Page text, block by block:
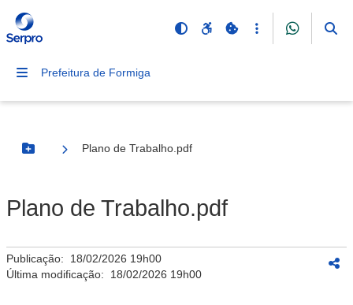
Prefeitura de Formiga
Botão Menu
Plano de Trabalho.pdf
Plano de Trabalho.pdf
Publicação: 18/02/2026 19h00
Última modificação: 18/02/2026 19h00